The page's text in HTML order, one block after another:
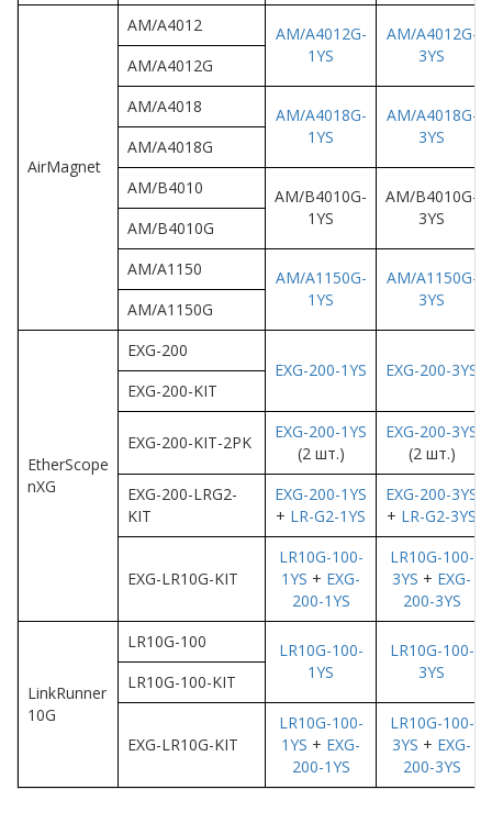
AirMagnet
AM/A4012
AM/A4012G-
1YS
AM/A4012G-
3YS
AM/A4012G
AM/A4018
AM/A4018G-
1YS
AM/A4018G-
3YS
AM/A4018G
AM/B4010
AM/B4010G-
1YS
AM/B4010G-
3YS
AM/B4010G
AM/A1150
AM/A1150G-
1YS
AM/A1150G-
3YS
AM/A1150G
EtherScope
nXG
EXG-200
EXG-200-1YS
EXG-200-3YS
EXG-200-KIT
EXG-200-KIT-2PK
EXG-200-1YS
(2 шт.)
EXG-200-3YS
(2 шт.)
EXG-200-LRG2-
KIT
EXG-200-1YS
+ LR-G2-1YS
EXG-200-3YS
+ LR-G2-3YS
EXG-LR10G-KIT
LR10G-100-
1YS + EXG-
200-1YS
LR10G-100-
3YS + EXG-
200-3YS
LinkRunner
10G
LR10G-100
LR10G-100-
1YS
LR10G-100-
3YS
LR10G-100-KIT
EXG-LR10G-KIT
LR10G-100-
1YS + EXG-
200-1YS
LR10G-100-
3YS + EXG-
200-3YS